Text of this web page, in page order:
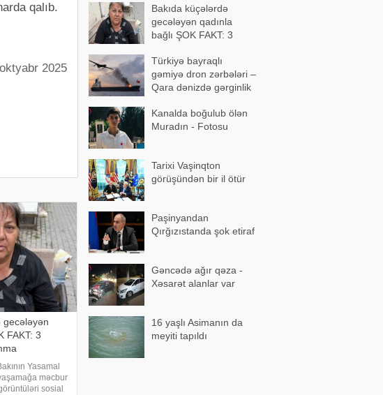
qalıb.
2025
gecələyən
FAKT: 3
Yasamal
məcbur
sosial
Bakıda küçələrdə
gecələyən qadınla
bağlı ŞOK FAKT: 3
Türkiyə bayraqlı
gəmiyə dron zərbələri –
Qara dənizdə gərginlik
Kanalda boğulub ölən
Muradın - Fotosu
Tarixi Vaşinqton
görüşündən bir il ötür
Paşinyandan
Qırğızıstanda şok etiraf
Gəncədə ağır qəza -
Xəsarət alanlar var
16 yaşlı Asimanın da
meyiti tapıldı